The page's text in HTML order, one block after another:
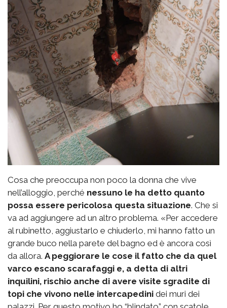
Cosa che preoccupa non poco la donna che vive
nell’alloggio, perché nessuno le ha detto quanto
possa essere pericolosa questa situazione. Che si
va ad aggiungere ad un altro problema. «Per accedere
al rubinetto, aggiustarlo e chiuderlo, mi hanno fatto un
grande buco nella parete del bagno ed è ancora così
da allora. A peggiorare le cose il fatto che da quel
varco escano scarafaggi e, a detta di altri
inquilini, rischio anche di avere visite sgradite di
topi che vivono nelle intercapedini dei muri dei